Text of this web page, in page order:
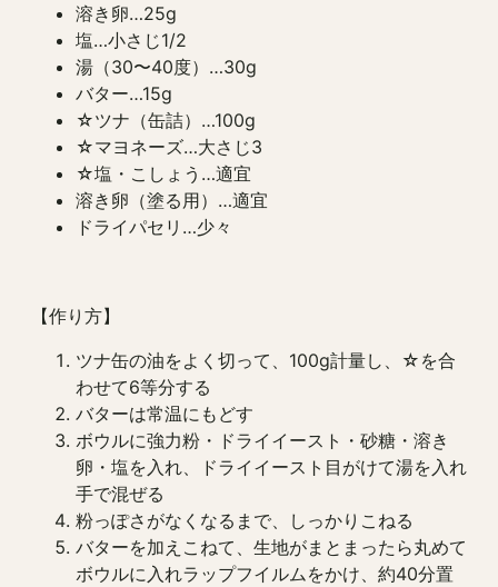
溶き卵…25g
塩…小さじ1/2
湯（30〜40度）…30g
バター…15g
☆ツナ（缶詰）…100g
☆マヨネーズ…大さじ3
☆塩・こしょう…適宜
溶き卵（塗る用）…適宜
ドライパセリ…少々
【作り方】
ツナ缶の油をよく切って、100g計量し、☆を合
わせて6等分する
バターは常温にもどす
ボウルに強力粉・ドライイースト・砂糖・溶き
卵・塩を入れ、ドライイースト目がけて湯を入れ
手で混ぜる
粉っぽさがなくなるまで、しっかりこねる
バターを加えこねて、生地がまとまったら丸めて
ボウルに入れラップフイルムをかけ、約40分置